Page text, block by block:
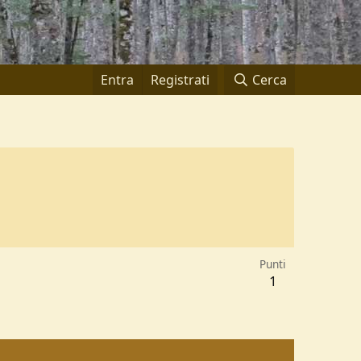
Entra Registrati Cerca
Punti
1